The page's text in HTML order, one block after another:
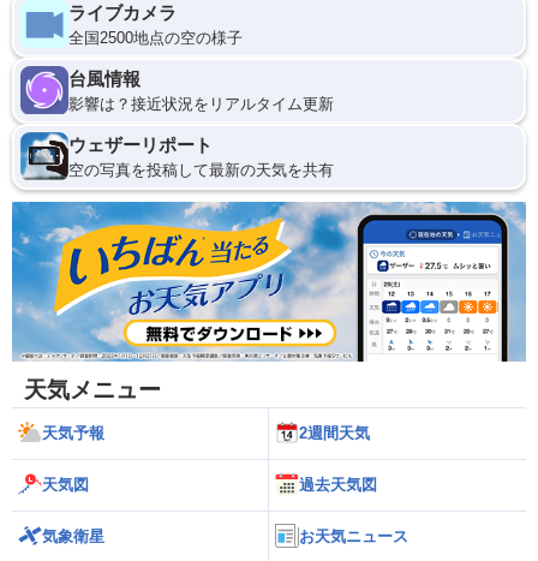
ライブカメラ
全国2500地点の空の様子
台風情報
影響は？接近状況をリアルタイム更新
ウェザーリポート
空の写真を投稿して最新の天気を共有
天気メニュー
天気予報 2週間天気
天気図 過去天気図
気象衛星 お天気ニュース